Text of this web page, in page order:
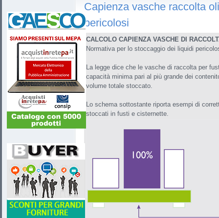
Capienza vasche raccolta
pericolosi
CALCOLO CAPIENZA VASCHE DI
Normativa per lo stoccaggio dei liquidi
La legge dice che le vasche di raccolta per
capacità minima pari al più grande dei
volume totale stoccato.
Lo schema sottostante riporta esempi di
stoccati in fusti e cisternette.